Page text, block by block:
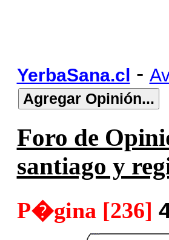
YerbaSana.cl -
Foro de
santiago y
P�gina [236]